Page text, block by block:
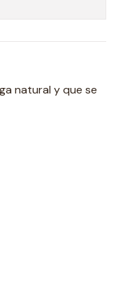
natural y que se